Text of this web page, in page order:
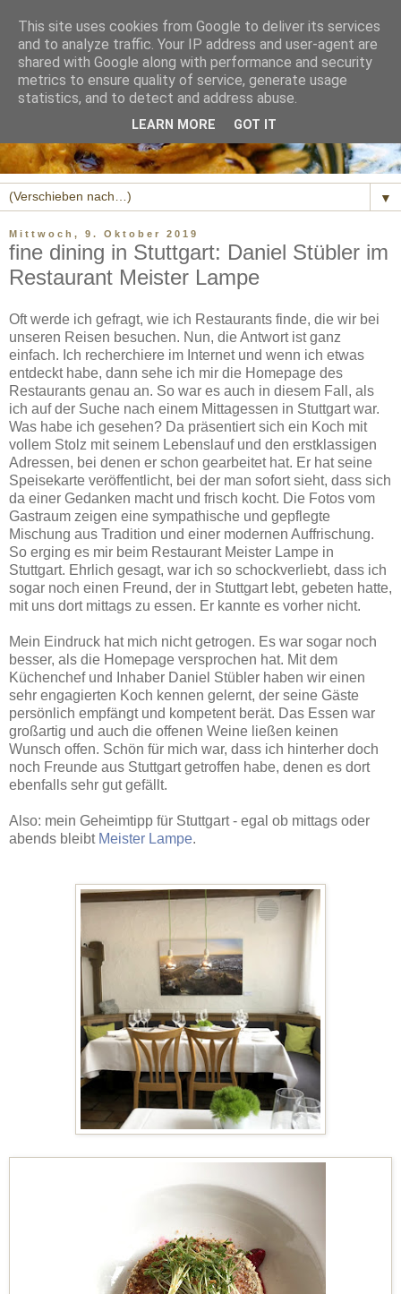
▼
Mittwoch, 9. Oktober 2019
fine dining in Stuttgart: Daniel Stübler im
Restaurant Meister Lampe
Oft werde ich gefragt, wie ich Restaurants finde, die wir bei
unseren Reisen besuchen. Nun, die Antwort ist ganz
einfach. Ich recherchiere im Internet und wenn ich etwas
entdeckt habe, dann sehe ich mir die Homepage des
Restaurants genau an. So war es auch in diesem Fall, als
ich auf der Suche nach einem Mittagessen in Stuttgart war.
Was habe ich gesehen? Da präsentiert sich ein Koch mit
vollem Stolz mit seinem Lebenslauf und den erstklassigen
Adressen, bei denen er schon gearbeitet hat. Er hat seine
Speisekarte veröffentlicht, bei der man sofort sieht, dass sich
da einer Gedanken macht und frisch kocht. Die Fotos vom
Gastraum zeigen eine sympathische und gepflegte
Mischung aus Tradition und einer modernen Auffrischung.
So erging es mir beim Restaurant Meister Lampe in
Stuttgart. Ehrlich gesagt, war ich so schockverliebt, dass ich
sogar noch einen Freund, der in Stuttgart lebt, gebeten hatte,
mit uns dort mittags zu essen. Er kannte es vorher nicht.
Mein Eindruck hat mich nicht getrogen. Es war sogar noch
besser, als die Homepage versprochen hat. Mit dem
Küchenchef und Inhaber Daniel Stübler haben wir einen
sehr engagierten Koch kennen gelernt, der seine Gäste
persönlich empfängt und kompetent berät. Das Essen war
großartig und auch die offenen Weine ließen keinen
Wunsch offen. Schön für mich war, dass ich hinterher doch
noch Freunde aus Stuttgart getroffen habe, denen es dort
ebenfalls sehr gut gefällt.
Also: mein Geheimtipp für Stuttgart - egal ob mittags oder
abends bleibt Meister Lampe.
This site uses cookies from Google to deliver its services
and to analyze traffic. Your IP address and user-agent are
shared with Google along with performance and security
metrics to ensure quality of service, generate usage
statistics, and to detect and address abuse.
LEARN MORE GOT IT